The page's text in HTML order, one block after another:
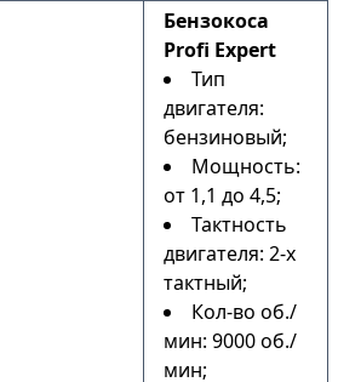
Бензокоса
Profi Expert
Тип
двигателя:
бензиновый;
Мощность:
от 1,1 до 4,5;
Тактность
двигателя: 2-х
тактный;
Кол-во об./
мин: 9000 об./
мин;